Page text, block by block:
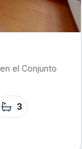
en el Conjunto
3